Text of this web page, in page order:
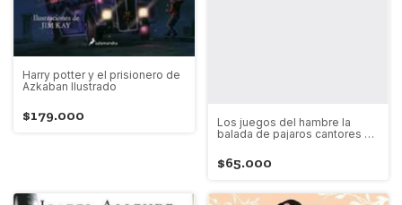
Harry potter y el prisionero de
Azkaban Ilustrado
$179.000
Los juegos del hambre la
balada de pajaros cantores y
$65.000